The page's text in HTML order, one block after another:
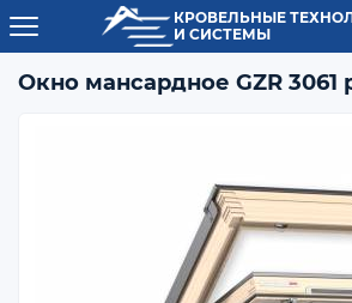
КРОВЕЛЬНЫЕ
И СИСТЕМЫ
Окно мансардное GZR 3061